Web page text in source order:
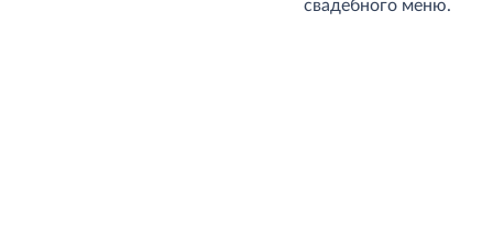
свадебного меню.